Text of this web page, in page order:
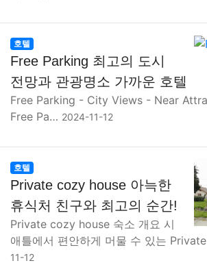
호텔
Free Parking 최고의 도시
전망과 관광명소 가까운 호텔
Free Parking - City Views - Near
Free Pa… 2024-11-12
호텔
Private cozy house 아늑한
휴식처 친구와 최고의 순간!
Private cozy house 숙소 개요 시
애틀에서 편안하게 머물 수 있는
11-12